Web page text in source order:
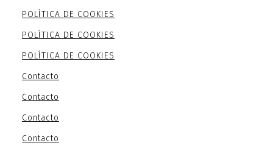
POLÍTICA DE COOKIES
POLÍTICA DE COOKIES
POLÍTICA DE COOKIES
Contacto
Contacto
Contacto
Contacto